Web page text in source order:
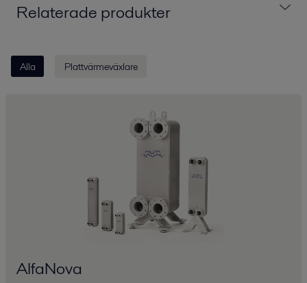
Relaterade produkter
Alla Plattvärmeväxlare
AlfaNova